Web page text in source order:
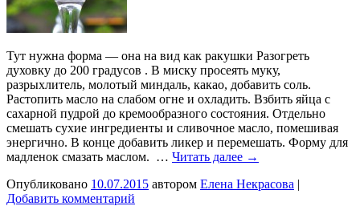
Тут нужна форма — она на вид как ракушки Разогреть
духовку до 200 градусов . В миску просеять муку,
разрыхлитель, молотый миндаль, какао, добавить соль.
Растопить масло на слабом огне и охладить. Взбить яйца с
сахарной пудрой до кремообразного состояния. Отдельно
смешать сухие ингредиенты и сливочное масло, помешивая
энергично. В конце добавить ликер и перемешать. Форму для
мадленок смазать маслом. … Читать далее →
Опубликовано 10.07.2015 автором Елена Некрасова |
Добавить комментарий